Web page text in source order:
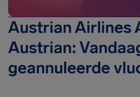
Austrian Airlines
Austrian:
geannuleerde